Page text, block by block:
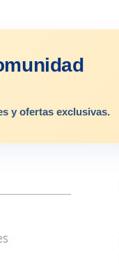
y ofertas exclusivas.